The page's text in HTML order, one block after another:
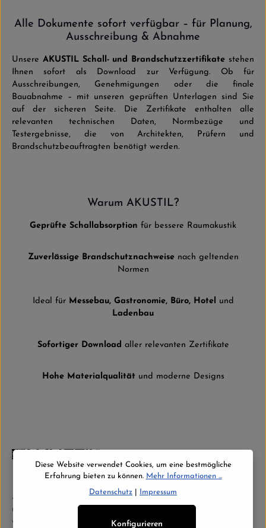
Alle Dokumente sofort verfügbar – für Planung,
Ausschreibung & Abnahme
Unsere AKUSTIL Schall- und Brandschutzzertifikate stehen
Ihnen sofort als Download zur Verfügung. Ob für
Ausschreibungen, Genehmigungen oder die finale
Bauabnahme – mit unseren geprüften Unterlagen sind Sie
auf der sicheren Seite. Die Zertifikate enthalten alle
relevanten technischen Daten, Normbezüge und
Testergebnisse, die von Architekten, Prüfern und
Brandschutzbeauftragten benötigt werden.
Warum AKUSTIL?
Geprüfte Schallabsorption für bessere Raumakustik
Zuverlässige Brandschutznachweisenach geltenden
Normen
Ideal für Messebau, Gastronomie, Büro, Hotel und
Ladenbau
Sofortiger Download aller relevanten Zertifikate
Hohe Materialqualität und moderne Designs
Abonnieren Sie jetzt unseren regelmäßig erscheinenden Newsletter,
um rechtzeitig über neue Produkte und Angebote informiert zu
werden.
Diese Website verwendet Cookies, um eine bestmögliche
Erfahrung bieten zu können. Mehr Informationen ...
Datenschutz Impressum
Konfigurieren